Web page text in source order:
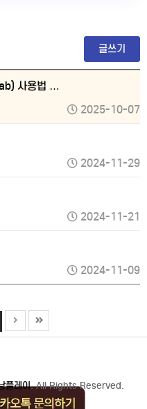
글쓰기
사용법 …
2025-10-07
2024-11-29
2024-11-21
2024-11-09
플레이. All Rights Reserved.